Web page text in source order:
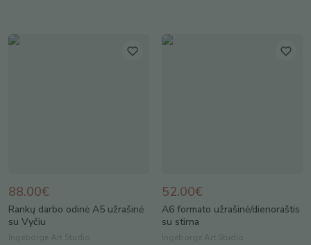
88.00€
Rankų darbo odinė A5 užrašinė
su Vyčiu
Ingeborge Art Studio
52.00€
A6 formato užrašinė/dienoraštis
su stirna
Ingeborge Art Studio